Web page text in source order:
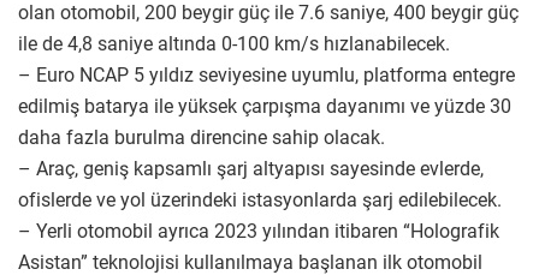
olan otomobil, 200 beygir güç ile 7.6 saniye, 400 beygir güç
ile de 4,8 saniye altında 0-100 km/s hızlanabilecek.
– Euro NCAP 5 yıldız seviyesine uyumlu, platforma entegre
edilmiş batarya ile yüksek çarpışma dayanımı ve yüzde 30
daha fazla burulma direncine sahip olacak.
– Araç, geniş kapsamlı şarj altyapısı sayesinde evlerde,
ofislerde ve yol üzerindeki istasyonlarda şarj edilebilecek.
– Yerli otomobil ayrıca 2023 yılından itibaren “Holografik
Asistan” teknolojisi kullanılmaya başlanan ilk otomobil